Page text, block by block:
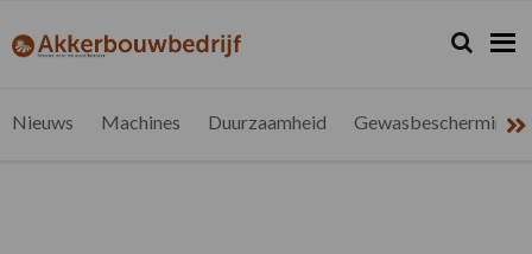
de
de
de
de
akkerbouwbedrijf.be
Nieuws
Zoeken...
Zoek
Nieuws Machines Duurzaamheid Gewasbescherming